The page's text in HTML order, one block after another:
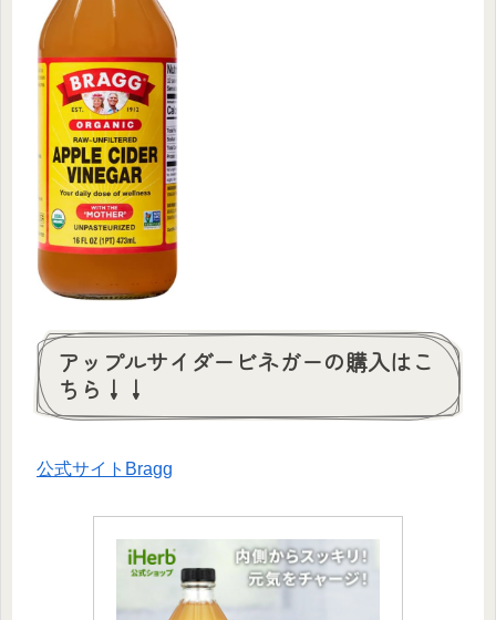
アップルサイダービネガーの購入はこ
ちら↓↓
公式サイトBragg